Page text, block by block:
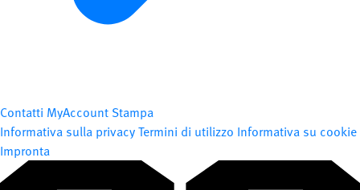
Contatti MyAccount Stampa
Informativa sulla privacyTermini di utilizzo Informativa su cookie
Impronta